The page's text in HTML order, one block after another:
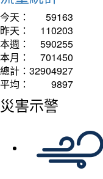
今天：
59163
昨天：
110203
本週：
590255
本月：
701450
總計： 32904927
平均：
9897
災害示警